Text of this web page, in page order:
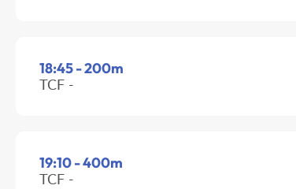
18:45 - 200m
TCF -
19:10 - 400m
TCF -